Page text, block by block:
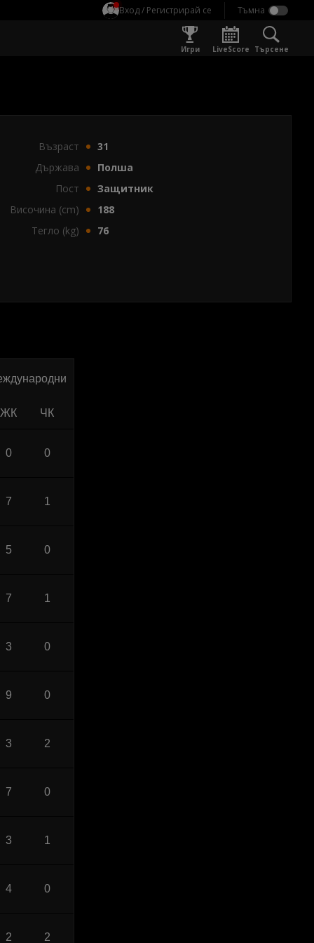
Вход / Регистрирай се
Игри LiveScore Търсене
Възраст
31
Държава
Полша
Пост
Защитник
Височина (cm)
188
Тегло (kg)
76
ЖК ЧК
0 0
7 1
5 0
7 1
3 0
9 0
3 2
7 0
3 1
4 0
2 2